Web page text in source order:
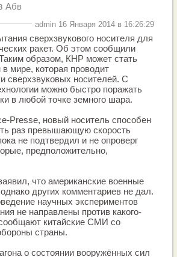
Абв
admin 16 Января 2014 в 16:26:29
сверхзвукового носителя для
ракет. Об этом сообщили
образом, КНР может стать
мире, которая проводит
сверхзвуковых носителей. С
можно быстро поражать
в любой точке земного шара.
Presse, новый носитель способен
раз превышающую скорость
не подтвердил и не опроверг
предположительно,
что американские военные
других комментариев не дал.
научных экспериментов
не направлены против какого-
китайские СМИ со
страны.
о состоянии вооружённых сил